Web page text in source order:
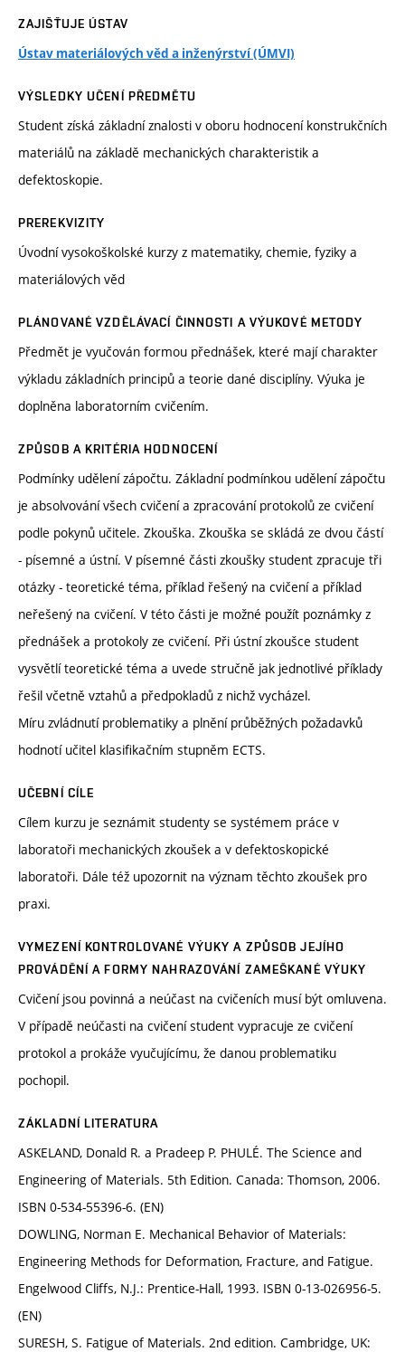
ZAJIŠŤUJE ÚSTAV
Ústav materiálových věd a inženýrství (ÚMVI)
VÝSLEDKY UČENÍ PŘEDMĚTU
Student získá základní znalosti v oboru hodnocení konstrukčních
materiálů na základě mechanických charakteristik a
defektoskopie.
PREREKVIZITY
Úvodní vysokoškolské kurzy z matematiky, chemie, fyziky a
materiálových věd
PLÁNOVANÉ VZDĚLÁVACÍ ČINNOSTI A VÝUKOVÉ METODY
Předmět je vyučován formou přednášek, které mají charakter
výkladu základních principů a teorie dané disciplíny. Výuka je
doplněna laboratorním cvičením.
ZPŮSOB A KRITÉRIA HODNOCENÍ
Podmínky udělení zápočtu. Základní podmínkou udělení zápočtu
je absolvování všech cvičení a zpracování protokolů ze cvičení
podle pokynů učitele. Zkouška. Zkouška se skládá ze dvou částí
- písemné a ústní. V písemné části zkoušky student zpracuje tři
otázky - teoretické téma, příklad řešený na cvičení a příklad
neřešený na cvičení. V této části je možné použít poznámky z
přednášek a protokoly ze cvičení. Při ústní zkoušce student
vysvětlí teoretické téma a uvede stručně jak jednotlivé příklady
řešil včetně vztahů a předpokladů z nichž vycházel.
Míru zvládnutí problematiky a plnění průběžných požadavků
hodnotí učitel klasifikačním stupněm ECTS.
UČEBNÍ CÍLE
Cílem kurzu je seznámit studenty se systémem práce v
laboratoři mechanických zkoušek a v defektoskopické
laboratoři. Dále též upozornit na význam těchto zkoušek pro
praxi.
VYMEZENÍ KONTROLOVANÉ VÝUKY A ZPŮSOB JEJÍHO
PROVÁDĚNÍ A FORMY NAHRAZOVÁNÍ ZAMEŠKANÉ VÝUKY
Cvičení jsou povinná a neúčast na cvičeních musí být omluvena.
V případě neúčasti na cvičení student vypracuje ze cvičení
protokol a prokáže vyučujícímu, že danou problematiku
pochopil.
ZÁKLADNÍ LITERATURA
ASKELAND, Donald R. a Pradeep P. PHULÉ. The Science and
Engineering of Materials. 5th Edition. Canada: Thomson, 2006.
ISBN 0-534-55396-6. (EN)
DOWLING, Norman E. Mechanical Behavior of Materials:
Engineering Methods for Deformation, Fracture, and Fatigue.
Engelwood Cliffs, N.J.: Prentice-Hall, 1993. ISBN 0-13-026956-5.
(EN)
SURESH, S. Fatigue of Materials. 2nd edition. Cambridge, UK: